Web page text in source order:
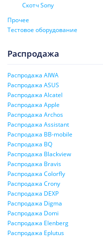
Скотч Sony
Прочее
Тестовое оборудование
Распродажа
Распродажа AIWA
Распродажа ASUS
Распродажа Alcatel
Распродажа Apple
Распродажа Archos
Распродажа Assistant
Распродажа BB-mobile
Распродажа BQ
Распродажа Blackview
Распродажа Bravis
Распродажа Colorfly
Распродажа Crony
Распродажа DEXP
Распродажа Digma
Распродажа Domi
Распродажа Elenberg
Распродажа Eplutus